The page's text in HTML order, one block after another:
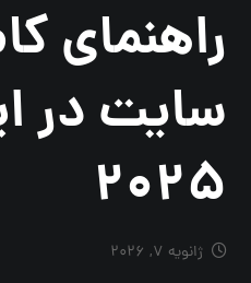
راهنمای
سایت در
۲۰۲۵
ژانویه ۷, ۲۰۲۶